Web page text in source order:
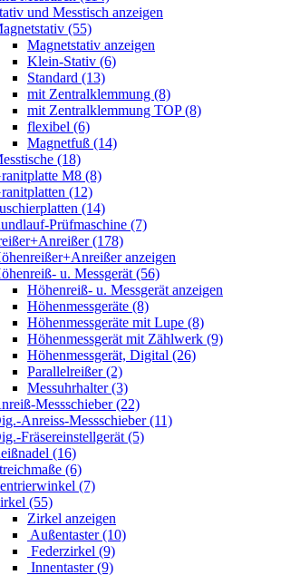
und Messtisch anzeigen
(55)
Magnetstativ anzeigen
Klein-Stativ (6)
Standard (13)
mit Zentralklemmung (8)
mit Zentralklemmung TOP (8)
flexibel (6)
Magnetfuß (14)
(18)
M8 (8)
(12)
(14)
Prüfmaschine (7)
(178)
anzeigen
u. Messgerät (56)
Höhenreiß- u. Messgerät anzeigen
Höhenmessgeräte (8)
Höhenmessgeräte mit Lupe (8)
Höhenmessgerät mit Zählwerk (9)
Höhenmessgerät, Digital (26)
Parallelreißer (2)
Messuhrhalter (3)
Messschieber (22)
Anreiss-Messschieber (11)
Fräsereinstellgerät (5)
(16)
(6)
(7)
(55)
Zirkel anzeigen
Außentaster (10)
Federzirkel (9)
Innentaster (9)